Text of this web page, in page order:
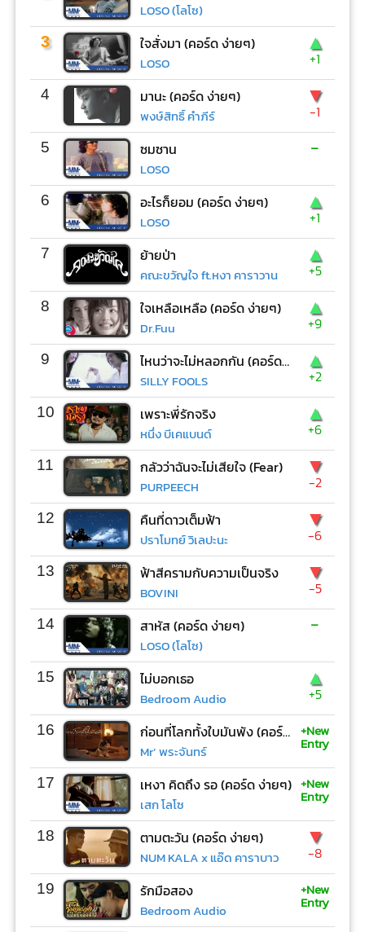
LOSO (โลโซ)
3 ใจสั่งมา (คอร์ด ง่ายๆ)
LOSO
▲
+1
4 มานะ (คอร์ด ง่ายๆ)
พงษ์สิทธิ์ คำภีร์
▼
-1
5 ซมซาน
LOSO
-
6 อะไรก็ยอม (คอร์ด ง่ายๆ)
LOSO
▲
+1
7 ย้ายป่า
คณะขวัญใจ ft.หงา คาราวาน
▲
+5
8 ใจเหลือเหลือ (คอร์ด ง่ายๆ)
Dr.Fuu
▲
+9
9 ไหนว่าจะไม่หลอกกัน (คอร์ด ง่ายๆ)
SILLY FOOLS
▲
+2
10 เพราะพี่รักจริง
หนึ่ง บีเคแบนด์
▲
+6
11 กลัวว่าฉันจะไม่เสียใจ (Fear)
PURPEECH
▼
-2
12 คืนที่ดาวเต็มฟ้า
ปราโมทย์ วิเลปะนะ
▼
-6
13 ฟ้าสีครามกับความเป็นจริง
BOVINI
▼
-5
14 สาหัส (คอร์ด ง่ายๆ)
LOSO (โลโซ)
-
15 ไม่บอกเธอ
Bedroom Audio
▲
+5
16 ก่อนที่โลกทั้งใบมันพัง (คอร์ด ง่ายๆ)
Mr’ พระจันทร์
+New
Entry
17 เหงา คิดถึง รอ (คอร์ด ง่ายๆ)
เสก โลโซ
+New
Entry
18 ตามตะวัน (คอร์ด ง่ายๆ)
NUM KALA x แอ๊ด คาราบาว
▼
-8
19 รักมือสอง
Bedroom Audio
+New
Entry